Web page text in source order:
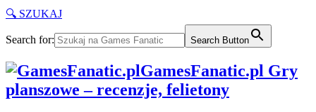
🔍 SZUKAJ
Search for: Search Button
GamesFanatic.pl Gry
planszowe – recenzje, felietony